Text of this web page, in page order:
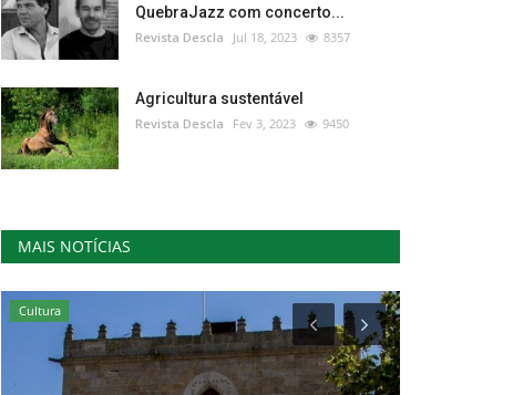
QuebraJazz com concerto...
Revista Descla Jul 18, 2023 8357
Agricultura sustentável
Revista Descla Fev 3, 2023 9450
MAIS NOTÍCIAS
Cultura